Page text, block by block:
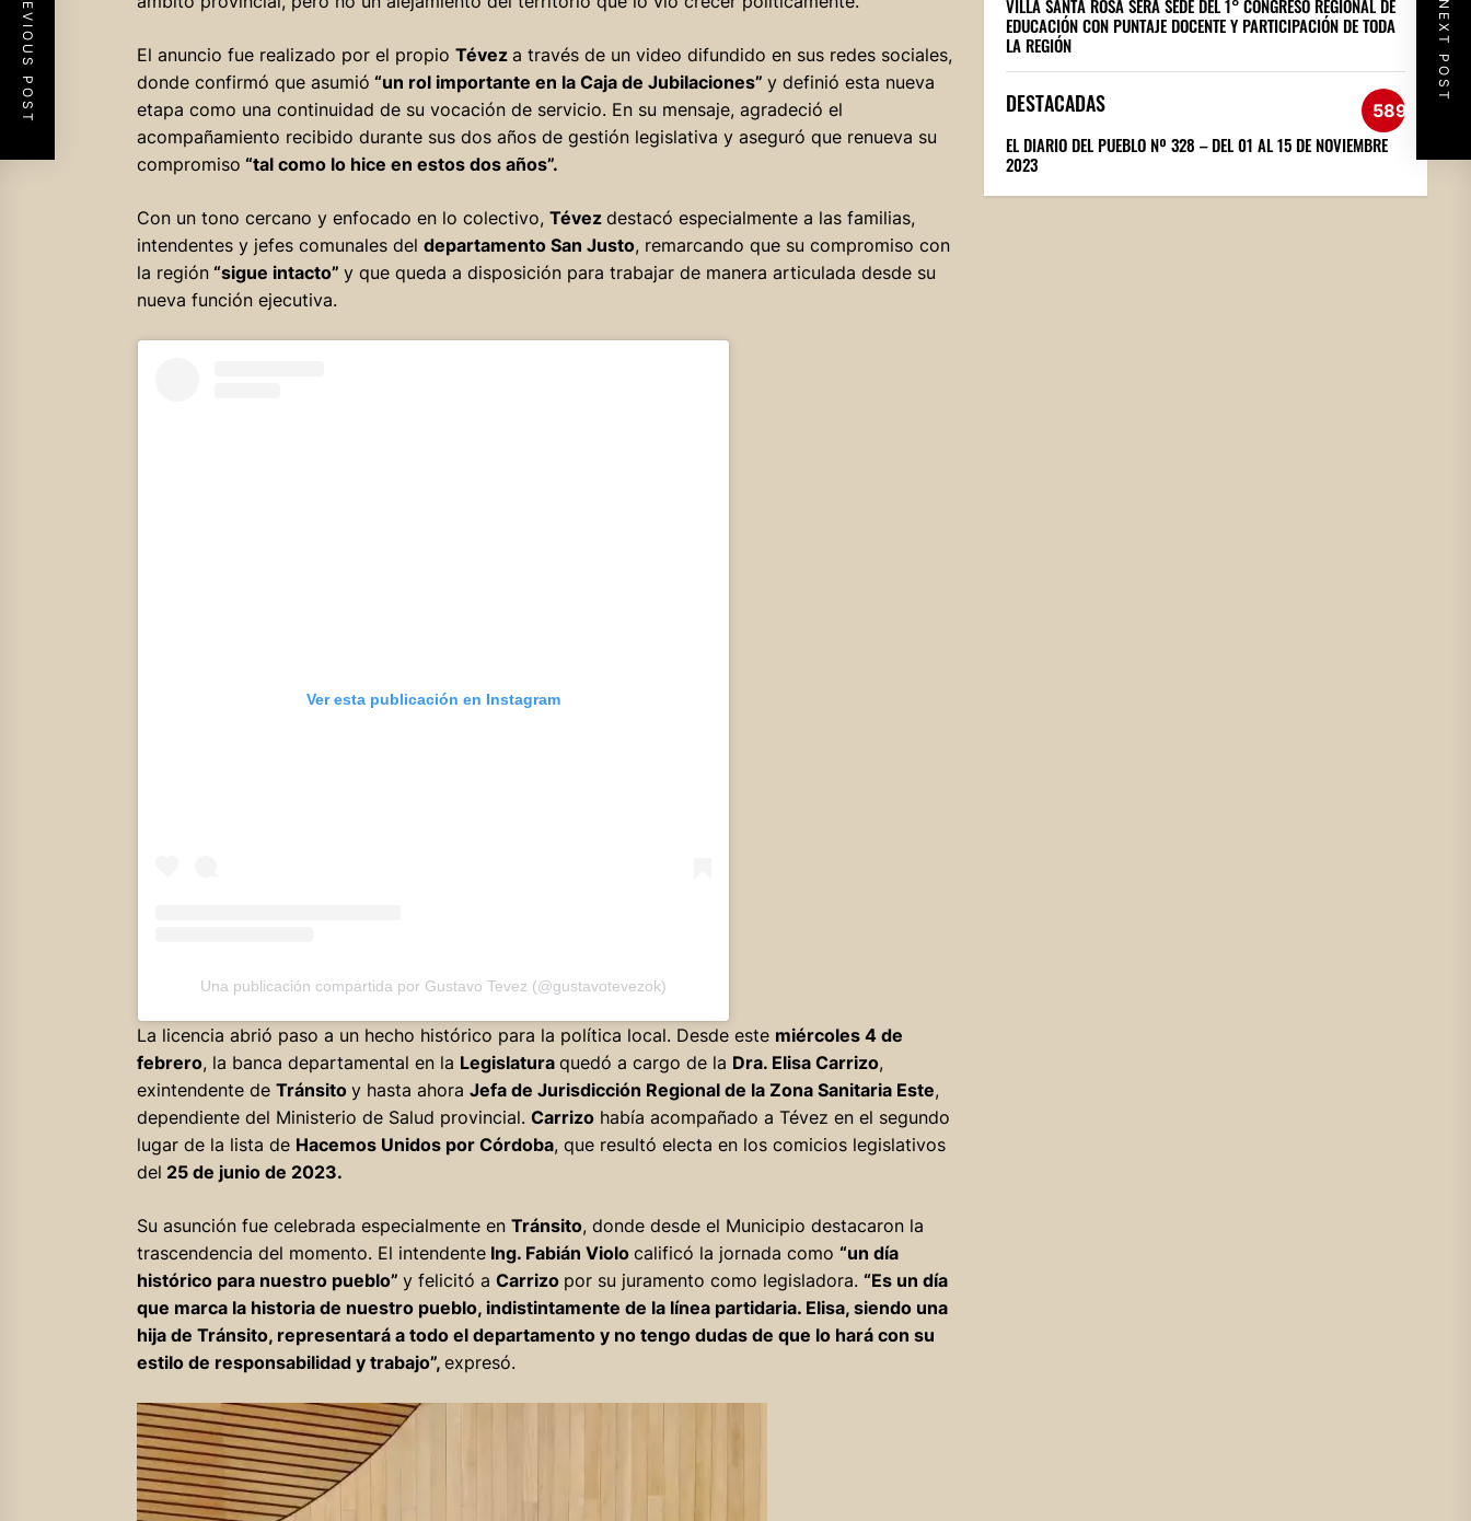
El anuncio fue realizado por el propio Tévez a través de un video difundido en sus redes sociales,
donde confirmó que asumió “un rol importante en la Caja de Jubilaciones” y definió esta nueva
etapa como una continuidad de su vocación de servicio. En su mensaje, agradeció el
acompañamiento recibido durante sus dos años de gestión legislativa y aseguró que renueva su
compromiso “tal como lo hice en estos dos años”.
Con un tono cercano y enfocado en lo colectivo, Tévez destacó especialmente a las familias,
intendentes y jefes comunales del departamento San Justo, remarcando que su compromiso con
la región“sigue intacto” y que queda a disposición para trabajar de manera articulada desde su
nueva función ejecutiva.
Ver esta publicación en Instagram
Una publicación compartida por Gustavo Tevez (@gustavotevezok)
La licencia abrió paso a un hecho histórico para la política local. Desde este miércoles 4 de
febrero, la banca departamental en la Legislatura quedó a cargo de la Dra. Elisa Carrizo,
exintendente de Tránsito y hasta ahora Jefa de Jurisdicción Regional de la Zona Sanitaria Este,
dependiente del Ministerio de Salud provincial. Carrizohabía acompañado a Tévez en el segundo
lugar de la lista de Hacemos Unidos por Córdoba, que resultó electa en los comicios legislativos
del 25 de junio de 2023.
Su asunción fue celebrada especialmente en Tránsito, donde desde el Municipio destacaron la
trascendencia del momento. El intendenteIng. Fabián Violo calificó la jornada como “un día
histórico para nuestro pueblo” y felicitó a Carrizo por su juramento como legisladora. “Es un día
que marca la historia de nuestro pueblo, indistintamente de la línea partidaria. Elisa, siendo una
hija de Tránsito, representará a todo el departamento y no tengo dudas de que lo hará con su
estilo de responsabilidad y trabajo”, expresó.
PREVIOUS POST NEXT POST
VILLA SANTA ROSA SERÁ SEDE DEL 1° CONGRESO REGIONAL DE
EDUCACIÓN CON PUNTAJE DOCENTE Y PARTICIPACIÓN DE TODA
LA REGIÓN
DESTACADAS 589
EL DIARIO DEL PUEBLO Nº 328 – DEL 01 AL 15 DE NOVIEMBRE
2023